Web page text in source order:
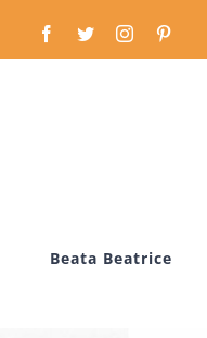
Facebook
TwitterInstagram
Beata Beatrice